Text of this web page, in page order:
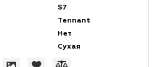
S7
Tennant
Нет
Сухая